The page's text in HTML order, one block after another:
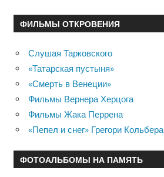
ФИЛЬМЫ ОТКРОВЕНИЯ
Слушая Тарковского
«Татарская пустыня»
«Смерть в Венеции»
Фильмы Вернера Херцога
Фильмы Жака Перрена
«Пепел и снег» Грегори Кольбера
ФОТОАЛЬБОМЫ НА ПАМЯТЬ